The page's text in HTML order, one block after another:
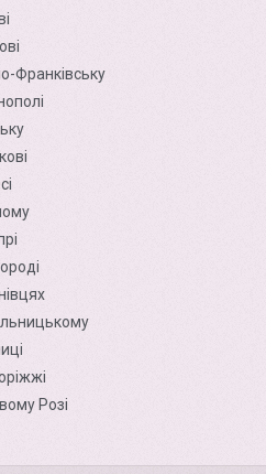
Франківську
Розі